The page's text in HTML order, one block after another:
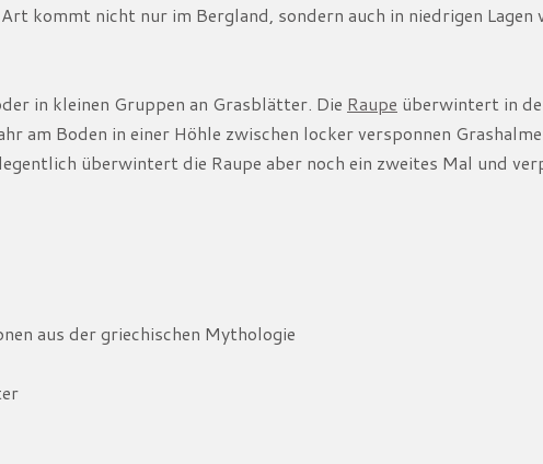
kommt nicht nur im Bergland, sondern auch in niedrigen Lagen
in kleinen Gruppen an Grasblätter. Die Raupe überwintert in
am Boden in einer Höhle zwischen locker versponnen
überwintert die Raupe aber noch ein zweites Mal und
aus der griechischen Mythologie